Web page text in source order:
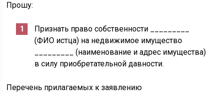
Прошу:
Признать право собственности _________
(ФИО истца) на недвижимое имущество
_________ (наименование и адрес имущества)
в силу приобретательной давности.
Перечень прилагаемых к заявлению